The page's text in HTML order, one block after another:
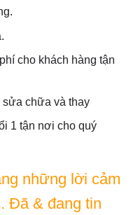
cho khách hàng tận
chữa và thay
1 tận nơi cho quý
những lời cảm
Đã & đang tin